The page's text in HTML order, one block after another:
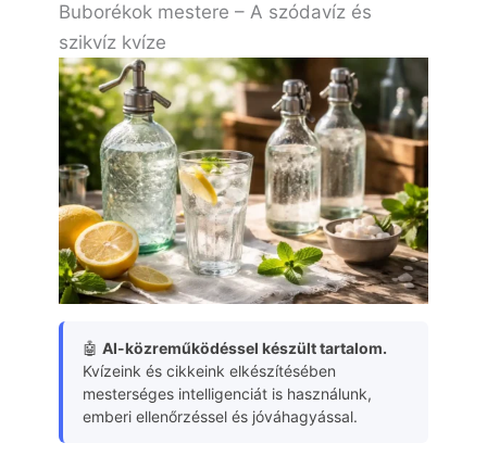
Buborékok mestere – A szódavíz és
szikvíz kvíze
🤖 AI-közreműködéssel készült tartalom.
Kvízeink és cikkeink elkészítésében
mesterséges intelligenciát is használunk,
emberi ellenőrzéssel és jóváhagyással.